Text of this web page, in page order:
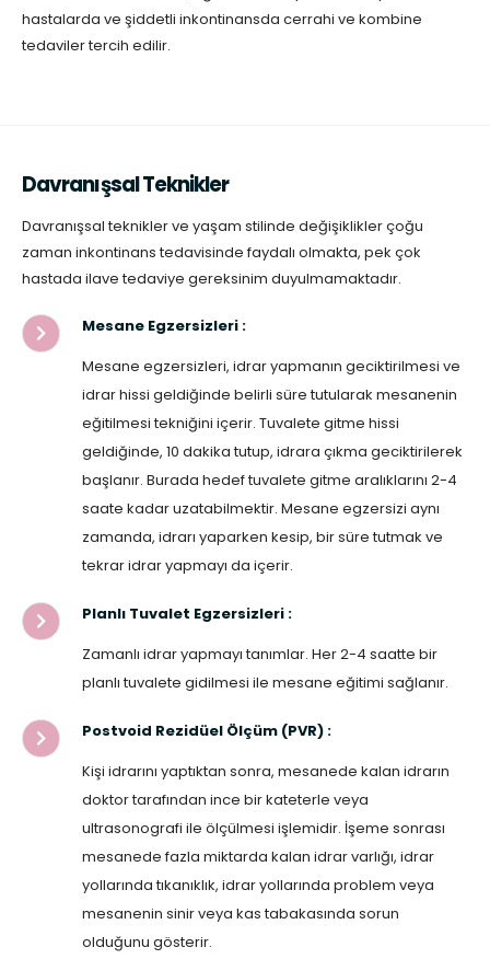
hastalarda ve şiddetli inkontinansda cerrahi ve kombine
tedaviler tercih edilir.
Davranışsal Teknikler
Davranışsal teknikler ve yaşam stilinde değişiklikler çoğu
zaman inkontinans tedavisinde faydalı olmakta, pek çok
hastada ilave tedaviye gereksinim duyulmamaktadır.
Mesane Egzersizleri :
Mesane egzersizleri, idrar yapmanın geciktirilmesi ve
idrar hissi geldiğinde belirli süre tutularak mesanenin
eğitilmesi tekniğini içerir. Tuvalete gitme hissi
geldiğinde, 10 dakika tutup, idrara çıkma geciktirilerek
başlanır. Burada hedef tuvalete gitme aralıklarını 2-4
saate kadar uzatabilmektir. Mesane egzersizi aynı
zamanda, idrarı yaparken kesip, bir süre tutmak ve
tekrar idrar yapmayı da içerir.
Planlı Tuvalet Egzersizleri :
Zamanlı idrar yapmayı tanımlar. Her 2-4 saatte bir
planlı tuvalete gidilmesi ile mesane eğitimi sağlanır.
Postvoid Rezidüel Ölçüm (PVR) :
Kişi idrarını yaptıktan sonra, mesanede kalan idrarın
doktor tarafından ince bir kateterle veya
ultrasonografi ile ölçülmesi işlemidir. İşeme sonrası
mesanede fazla miktarda kalan idrar varlığı, idrar
yollarında tıkanıklık, idrar yollarında problem veya
mesanenin sinir veya kas tabakasında sorun
olduğunu gösterir.